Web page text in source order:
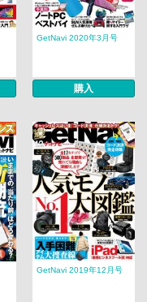
GetNavi 2020年3月号
購入
GetNavi 2019年12月号